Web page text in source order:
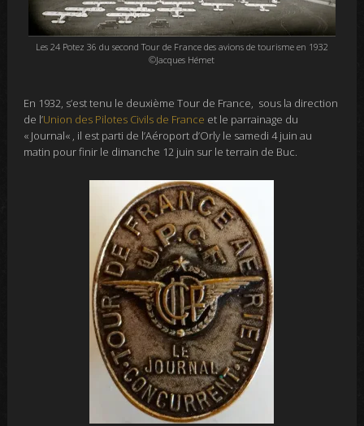
Les 24 Potez 36 du second Tour de France des avions de tourisme en 1932
©Jacques Hémet
En 1932, s’est tenu le deuxième Tour de France, sous la direction
de l’Union des Pilotes Civils de France et le parrainage du
« Journal« , il est parti de l’Aéroport d’Orly le samedi 4 juin au
matin pour finir le dimanche 12 juin sur le terrain de Buc.